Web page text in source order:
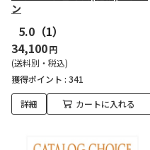
ン
5.0 （1）
34,100円
(送料別・税込)
獲得ポイント : 341
詳細 カートに入れる